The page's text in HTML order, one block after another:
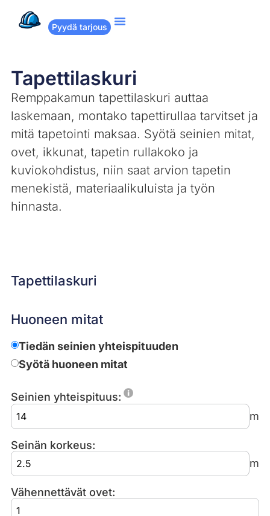
Pyydä tarjous
Tapettilaskuri
Remppakamun tapettilaskuri auttaa
laskemaan, montako tapettirullaa tarvitset ja
mitä tapetointi maksaa. Syötä seinien mitat,
ovet, ikkunat, tapetin rullakoko ja
kuviokohdistus, niin saat arvion tapetin
menekistä, materiaalikuluista ja työn
hinnasta.
Tapettilaskuri
Huoneen mitat
Tiedän seinien yhteispituuden
Syötä huoneen mitat
Seinien yhteispituus:
m
Seinän korkeus:
m
Vähennettävät ovet: